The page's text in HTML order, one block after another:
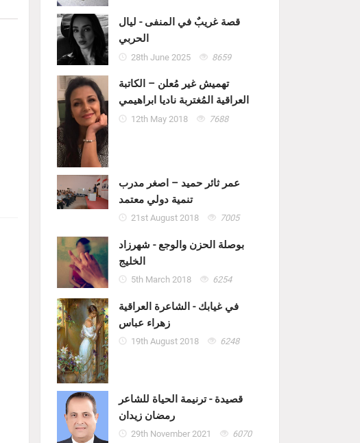
قصة غريبٌ في المنفى - ليال
الحربي
28th June 2025 8659
تهميش غير مُعلن – الكاتبة
العراقية المُغتربة ناديا ابراهيمي
12th May 2018 7688
عمر ثائر حميد – اصغر مدرب
تنمية دولي معتمد
21st August 2018 7005
بوصلة الحزن والوجع - شهرزاد
الخليج
5th March 2018 6254
في غيابك - الشاعرة العراقية
زهراء عباس
19th August 2018 6248
قصيدة - ترنيمة الحياة للشاعر
رمضان زيدان
29th November 2021 6070